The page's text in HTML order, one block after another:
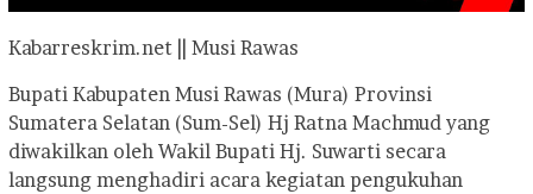
Kabarreskrim.net || Musi Rawas
Bupati Kabupaten Musi Rawas (Mura) Provinsi
Sumatera Selatan (Sum-Sel) Hj Ratna Machmud yang
diwakilkan oleh Wakil Bupati Hj. Suwarti secara
langsung menghadiri acara kegiatan pengukuhan